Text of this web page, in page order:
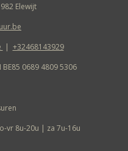
Elewijt
| +32468143929
0689 4809 5306
vr 8u-20u | za 7u-16u